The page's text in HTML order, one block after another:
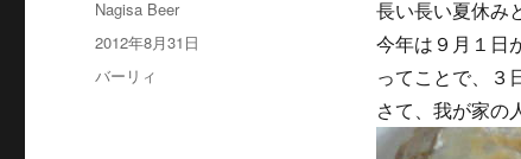
長い長い夏休み
今年は９月１日
ってことで、３
さて、我が家の
投
稿
Nagisa Beer
投
稿
2012年8月31日
カ
バーリィ